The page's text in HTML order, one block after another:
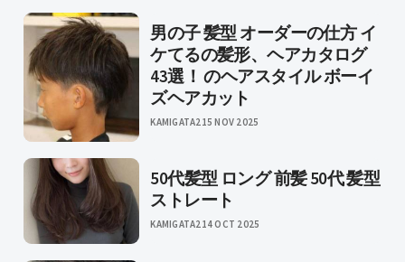
男の子 髪型 オーダーの仕方 イ
ケてるの髪形、ヘアカタログ
43選！ のヘアスタイル ボーイ
ズヘアカット
KAMIGATA215 NOV 2025
50代髪型 ロング 前髪 50代 髪型
ストレート
KAMIGATA214 OCT 2025